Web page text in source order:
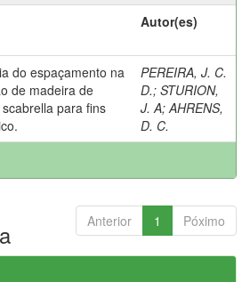
Autor(es)
do espaçamento na
de madeira de
para fins
PEREIRA, J. C.
D.; STURION,
J. A; AHRENS,
D. C.
Anterior 1 Póximo